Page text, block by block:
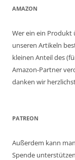
AMAZON
Wer ein ein Produkt
unseren Artikeln
kleinen Anteil des
Amazon-Partner
danken wir
PATREON
Außerdem kann
Spende